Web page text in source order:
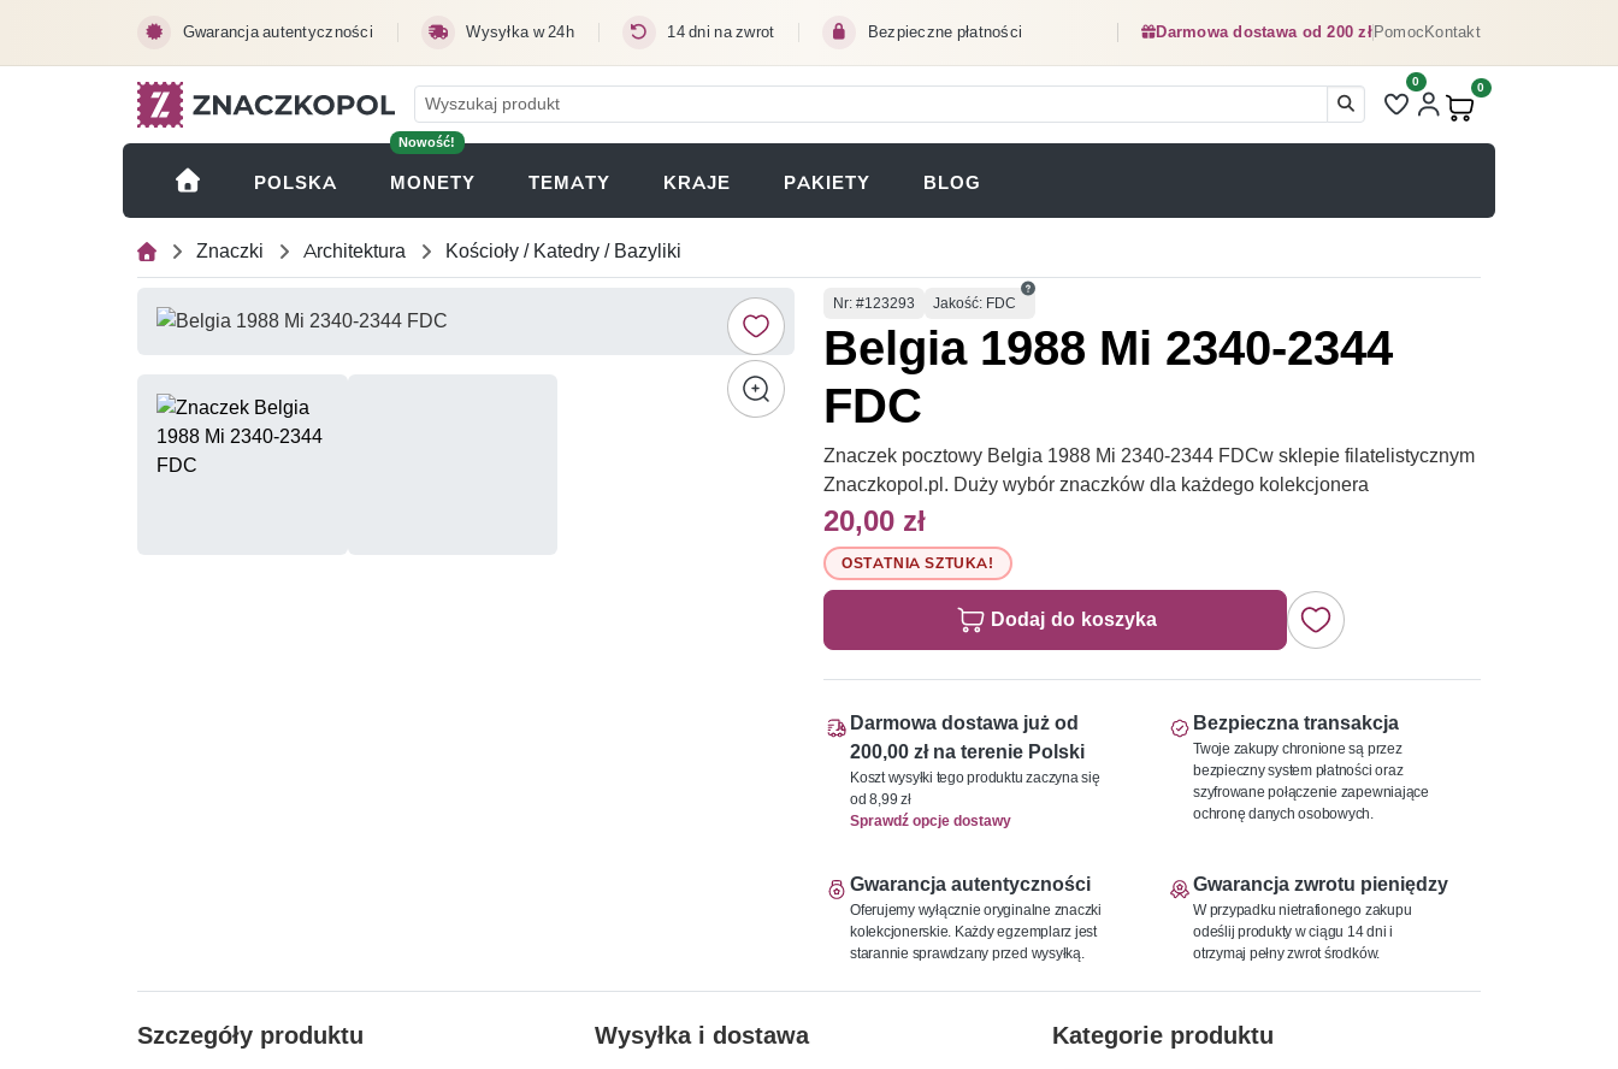
Gwarancja autentyczności Wysyłka w 24h 14 dni na zwrot Bezpieczne płatności Darmowa dostawa od 200 złPomocKontakt
Liczba pozycji na liście
0
Produkty w koszyku:
0
POLSKA
Nowość!
MONETY (OTWIERA SIĘ W NOWEJ KARCIE)
TEMATY KRAJE PAKIETY BLOG
Znaczki Architektura Kościoły / Katedry / Bazyliki
Numer
Nr: #123293 Jakość: FDC
Belgia 1988 Mi 2340-2344
FDC
Znaczek pocztowy Belgia 1988 Mi 2340-2344 FDCw sklepie filatelistycznym
Znaczkopol.pl. Duży wybór znaczków dla każdego kolekcjonera
20,00 zł
OSTATNIA SZTUKA!
Dodaj do koszyka
Darmowa dostawa już od
200,00 zł na terenie Polski
Koszt wysyłki tego produktu zaczyna się
od 8,99 zł
Sprawdź opcje dostawy
Bezpieczna transakcja
Twoje zakupy chronione są przez
bezpieczny system płatności oraz
szyfrowane połączenie zapewniające
ochronę danych osobowych.
Gwarancja autentyczności
Oferujemy wyłącznie oryginalne znaczki
kolekcjonerskie. Każdy egzemplarz jest
starannie sprawdzany przed wysyłką.
Gwarancja zwrotu pieniędzy
W przypadku nietrafionego zakupu
odeślij produkty w ciągu 14 dni i
otrzymaj pełny zwrot środków.
Szczegóły produktu Wysyłka i dostawa Kategorie produktu